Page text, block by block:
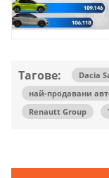
Тагове: Dacia
най-продавани
Renautt Group